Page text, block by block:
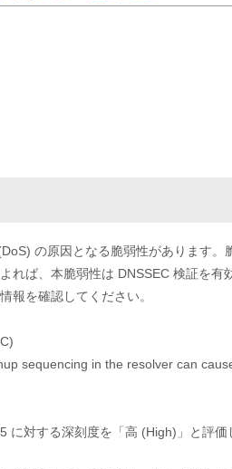
の原因となる脆弱性があります
れば、本脆弱性は DNSSEC 検証を
報を確認してください。
sequencing in the resolver can
に対する深刻度を「高 (High)」と評価